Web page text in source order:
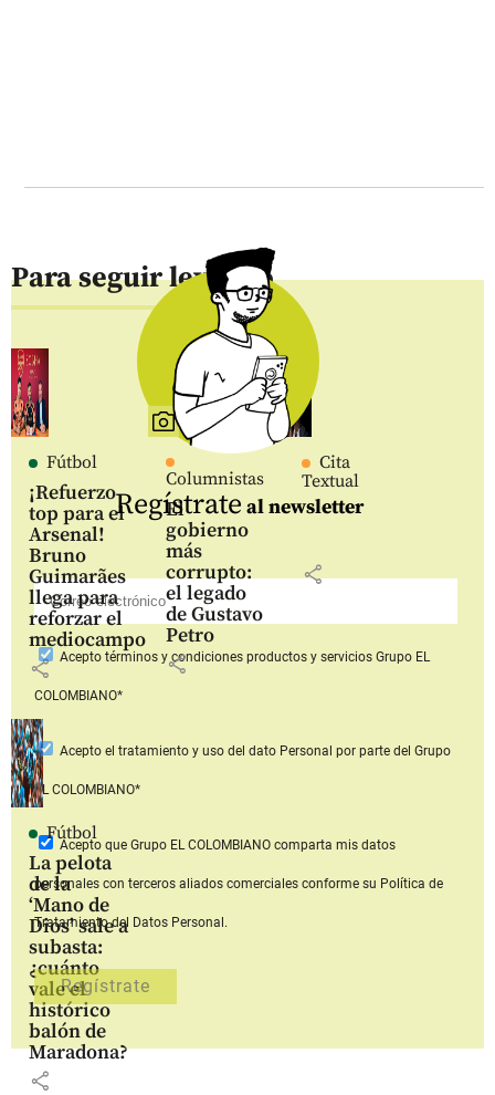
Para seguir leyendo
Fútbol
¡Refuerzo
top para el
Arsenal!
Bruno
Guimarães
llega para
reforzar el
mediocampo
share
Columnistas
El
gobierno
más
corrupto:
el legado
de Gustavo
Petro
share
Cita
Textual
share
Fútbol
La pelota
de la
‘Mano de
Dios’ sale a
subasta:
¿cuánto
vale el
histórico
balón de
Maradona?
share
Regístrate al newsletter
Aceptotérminos y condiciones productos y serviciosGrupo EL
COLOMBIANO*
Acepto el tratamiento y uso del dato Personal por parte del Grupo
EL COLOMBIANO*
Acepto que Grupo EL COLOMBIANOcomparta mis datos
personales con terceros aliados comerciales conforme su Política de
Tratamiento del Datos Personal.